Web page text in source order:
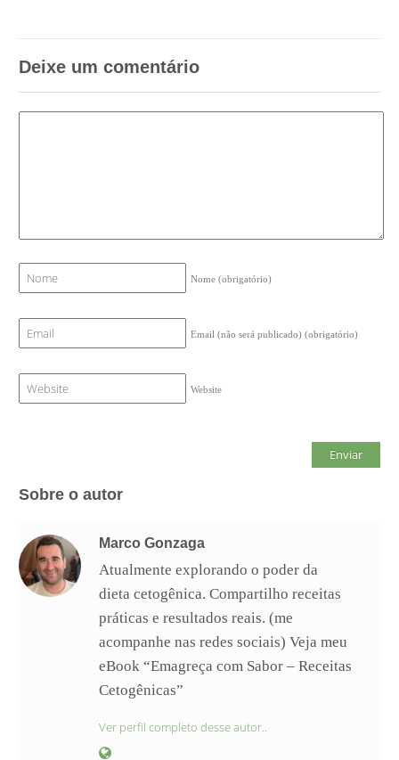
Deixe um comentário
Nome(obrigatório)
Email (não será publicado)(obrigatório)
Website
Sobre o autor
Marco Gonzaga
Atualmente explorando o poder da
dieta cetogênica. Compartilho receitas
práticas e resultados reais. (me
acompanhe nas redes sociais) Veja meu
eBook “Emagreça com Sabor – Receitas
Cetogênicas”
Ver perfil completo desse autor..